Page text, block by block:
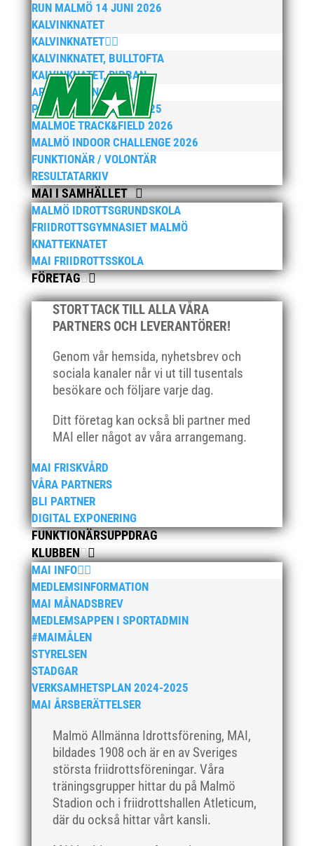
RUN MALMÖ 14 JUNI 2026
KALVINKNATET
KALVINKNATET
KALVINKNATET, BULLTOFTA
KALVINKNATET, RIBBAN
ARENATÄVLINGAR
PEPPARKAKSSPELEN 2025
MALMOE TRACK&FIELD 2026
MALMÖ INDOOR CHALLENGE 2026
FUNKTIONÄR / VOLONTÄR
RESULTATARKIV
MAI I SAMHÄLLET
MALMÖ IDROTTSGRUNDSKOLA
FRIIDROTTSGYMNASIET MALMÖ
KNATTEKNATET
MAI FRIIDROTTSSKOLA
FÖRETAG
STORT TACK TILL ALLA VÅRA
PARTNERS OCH LEVERANTÖRER!
Genom vår hemsida, nyhetsbrev och
sociala kanaler når vi ut till tusentals
besökare och följare varje dag.
Ditt företag kan också bli partner med
MAI eller något av våra arrangemang.
MAI FRISKVÅRD
VÅRA PARTNERS
BLI PARTNER
DIGITAL EXPONERING
FUNKTIONÄRSUPPDRAG
KLUBBEN
MAI INFO
MEDLEMSINFORMATION
MAI MÅNADSBREV
MEDLEMSAPPEN I SPORTADMIN
#MAIMÅLEN
STYRELSEN
STADGAR
VERKSAMHETSPLAN 2024-2025
MAI ÅRSBERÄTTELSER
Malmö Allmänna Idrottsförening, MAI,
bildades 1908 och är en av Sveriges
största friidrottsföreningar. Våra
träningsgrupper hittar du på Malmö
Stadion och i friidrottshallen Atleticum,
där du också hittar vårt kansli.